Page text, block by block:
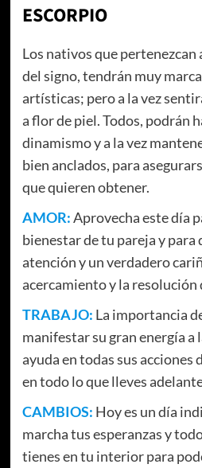
ESCORPIO
Los nativos que
del signo, tendrán muy
artísticas; pero a la vez
a flor de piel. Todos, podrán
dinamismo y a la vez
bien anclados, para
que quieren obtener.
AMOR:Aprovecha este día
bienestar de tu pareja y para
atención y un verdadero
acercamiento y la
TRABAJO: La importancia
manifestar su gran energía a
ayuda en todas sus acciones
en todo lo que lleves
CAMBIOS: Hoy es un día
marcha tus esperanzas y
tienes en tu interior para